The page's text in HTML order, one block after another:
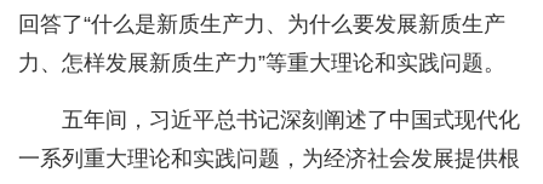
回答了“什么是新质生产力、为什么要发展新质生产
力、怎样发展新质生产力”等重大理论和实践问题。
五年间，习近平总书记深刻阐述了中国式现代化
一系列重大理论和实践问题，为经济社会发展提供根